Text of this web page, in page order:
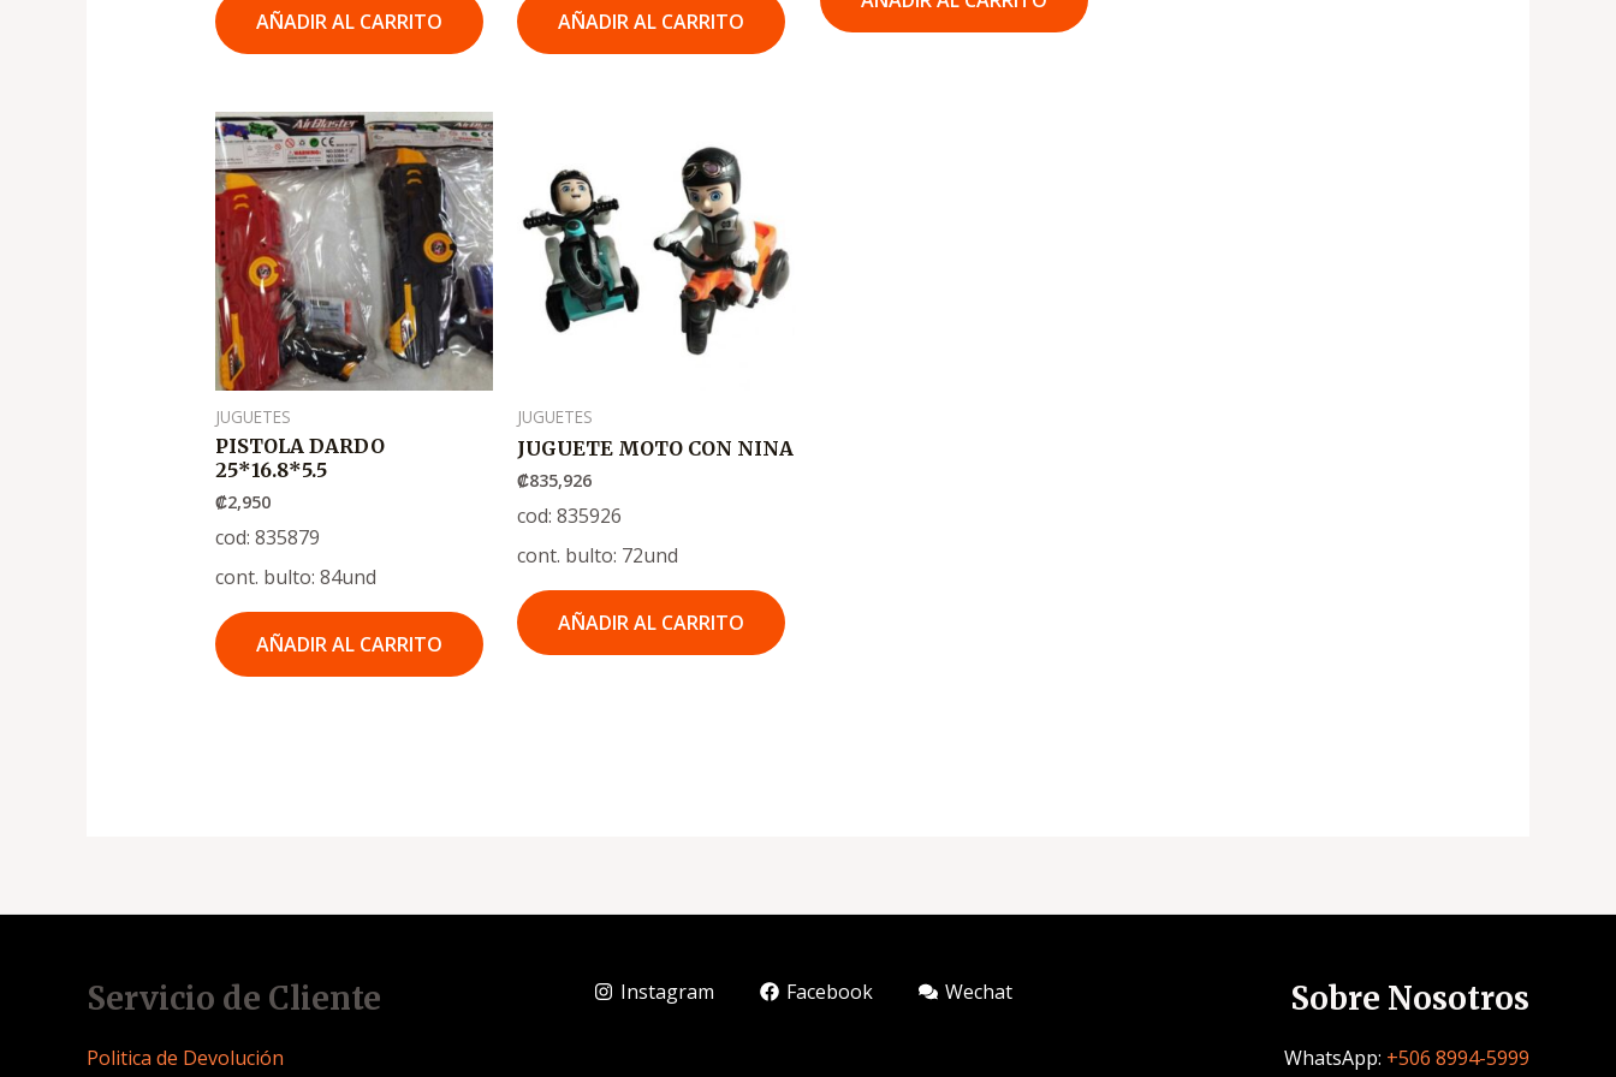
AÑADIR AL CARRITO AÑADIR AL CARRITO
JUGUETES
PISTOLA DARDO
25*16.8*5.5
₡2,950
cod: 835879
cont. bulto: 84und
AÑADIR AL CARRITO
JUGUETES
JUGUETE MOTO CON NINA
₡835,926
cod: 835926
cont. bulto: 72und
AÑADIR AL CARRITO
Servicio de Cliente
Politica de Devolución
Instagram Facebook Wechat Sobre Nosotros
WhatsApp: +506 8994-5999